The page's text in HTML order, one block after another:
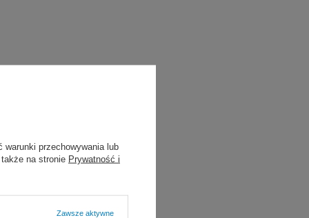
okulistyce,
warunki przechowywania lub
na stronie Prywatność i
Zawsze aktywne